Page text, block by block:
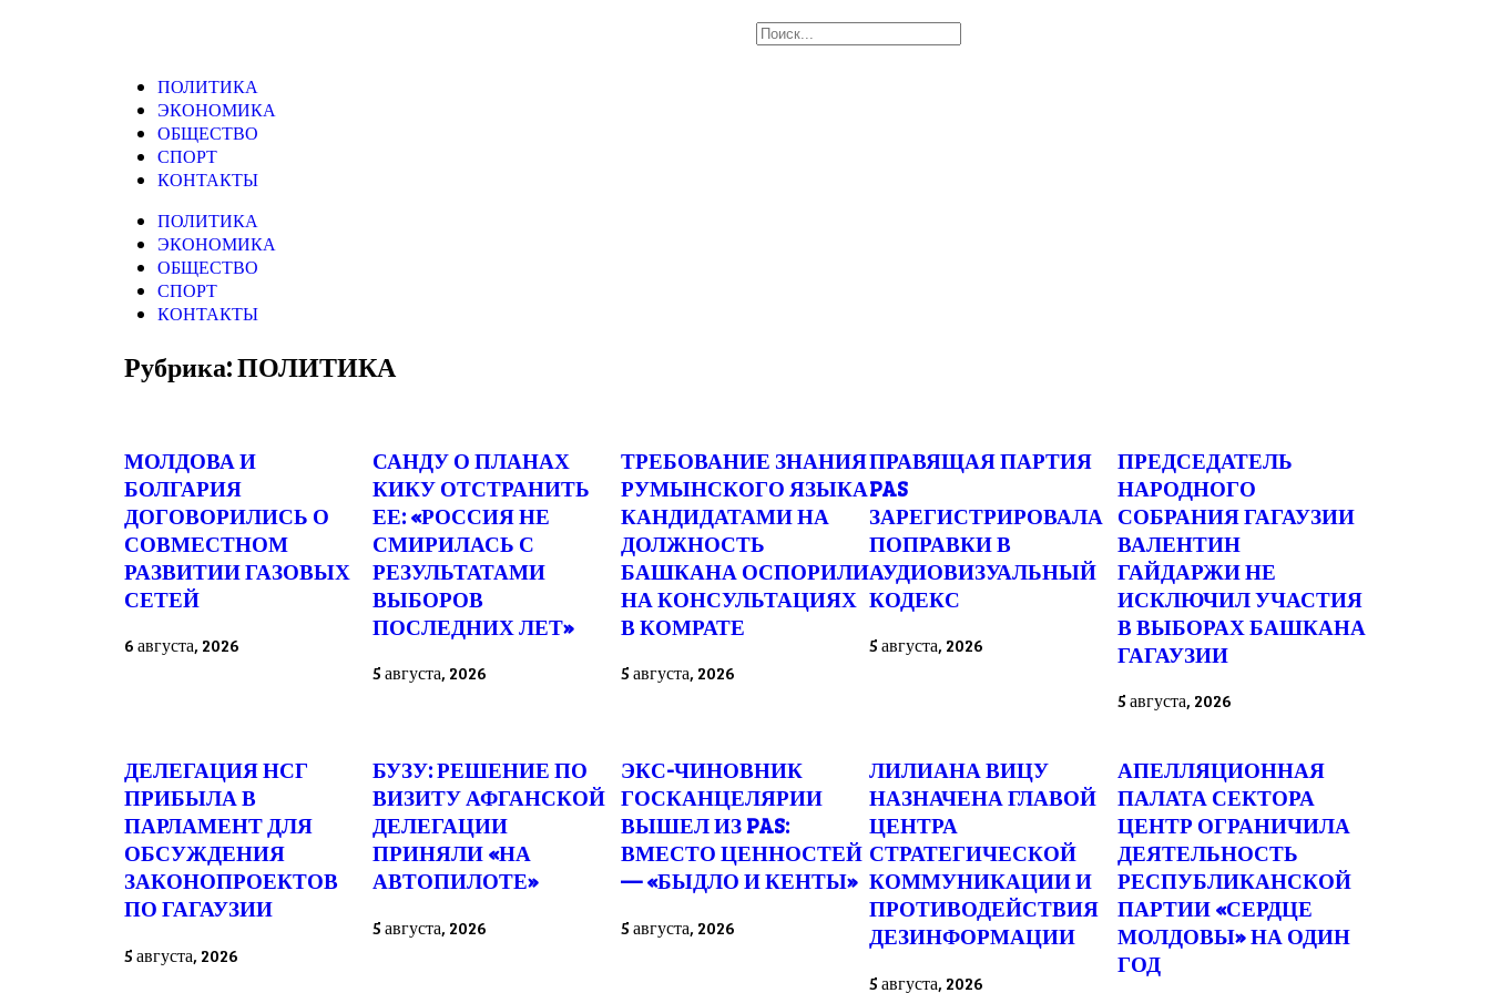
ПОЛИТИКА
ЭКОНОМИКА
ОБЩЕСТВО
СПОРТ
КОНТАКТЫ
ПОЛИТИКА
ЭКОНОМИКА
ОБЩЕСТВО
СПОРТ
КОНТАКТЫ
Рубрика: ПОЛИТИКА
МОЛДОВА И
БОЛГАРИЯ
ДОГОВОРИЛИСЬ О
СОВМЕСТНОМ
РАЗВИТИИ ГАЗОВЫХ
СЕТЕЙ
6 августа, 2026
САНДУ О ПЛАНАХ
КИКУ ОТСТРАНИТЬ
ЕЕ: «РОССИЯ НЕ
СМИРИЛАСЬ С
РЕЗУЛЬТАТАМИ
ВЫБОРОВ
ПОСЛЕДНИХ ЛЕТ»
5 августа, 2026
ТРЕБОВАНИЕ ЗНАНИЯ
РУМЫНСКОГО ЯЗЫКА
КАНДИДАТАМИ НА
ДОЛЖНОСТЬ
БАШКАНА ОСПОРИЛИ
НА КОНСУЛЬТАЦИЯХ
В КОМРАТЕ
5 августа, 2026
ПРАВЯЩАЯ ПАРТИЯ
PAS
ЗАРЕГИСТРИРОВАЛА
ПОПРАВКИ В
АУДИОВИЗУАЛЬНЫЙ
КОДЕКС
5 августа, 2026
ПРЕДСЕДАТЕЛЬ
НАРОДНОГО
СОБРАНИЯ ГАГАУЗИИ
ВАЛЕНТИН
ГАЙДАРЖИ НЕ
ИСКЛЮЧИЛ УЧАСТИЯ
В ВЫБОРАХ БАШКАНА
ГАГАУЗИИ
5 августа, 2026
ДЕЛЕГАЦИЯ НСГ
ПРИБЫЛА В
ПАРЛАМЕНТ ДЛЯ
ОБСУЖДЕНИЯ
ЗАКОНОПРОЕКТОВ
ПО ГАГАУЗИИ
5 августа, 2026
БУЗУ: РЕШЕНИЕ ПО
ВИЗИТУ АФГАНСКОЙ
ДЕЛЕГАЦИИ
ПРИНЯЛИ «НА
АВТОПИЛОТЕ»
5 августа, 2026
ЭКС-ЧИНОВНИК
ГОСКАНЦЕЛЯРИИ
ВЫШЕЛ ИЗ PAS:
ВМЕСТО ЦЕННОСТЕЙ
— «БЫДЛО И КЕНТЫ»
5 августа, 2026
ЛИЛИАНА ВИЦУ
НАЗНАЧЕНА ГЛАВОЙ
ЦЕНТРА
СТРАТЕГИЧЕСКОЙ
КОММУНИКАЦИИ И
ПРОТИВОДЕЙСТВИЯ
ДЕЗИНФОРМАЦИИ
5 августа, 2026
АПЕЛЛЯЦИОННАЯ
ПАЛАТА СЕКТОРА
ЦЕНТР ОГРАНИЧИЛА
ДЕЯТЕЛЬНОСТЬ
РЕСПУБЛИКАНСКОЙ
ПАРТИИ «СЕРДЦЕ
МОЛДОВЫ» НА ОДИН
ГОД